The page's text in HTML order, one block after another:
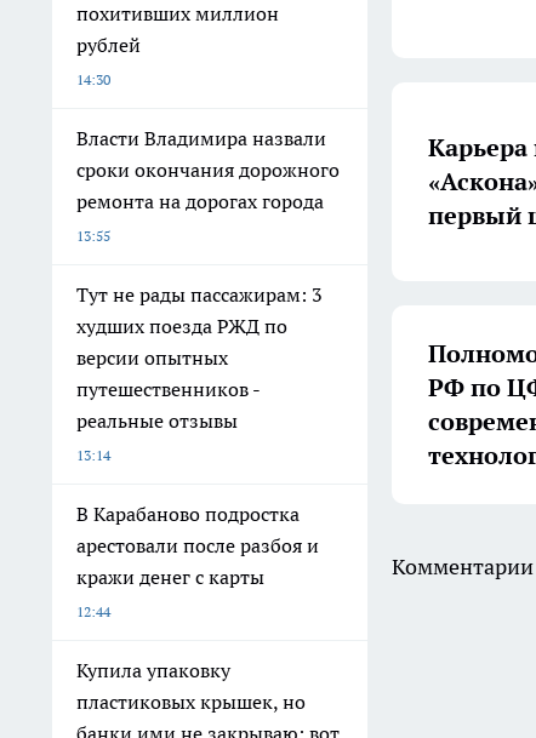
похитивших миллион
рублей
14:30
Власти Владимира назвали
сроки окончания дорожного
ремонта на дорогах города
13:55
Тут не рады пассажирам: 3
худших поезда РЖД по
версии опытных
путешественников -
реальные отзывы
13:14
В Карабаново подростка
арестовали после разбоя и
кражи денег с карты
12:44
Купила упаковку
пластиковых крышек, но
первый
РФ по
Комментарии